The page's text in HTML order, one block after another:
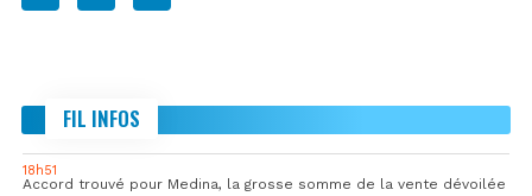
FIL INFOS
18h51
Accord trouvé pour Medina, la grosse somme de la vente dévoilée